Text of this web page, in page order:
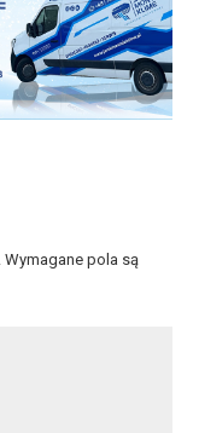
Wymagane pola są